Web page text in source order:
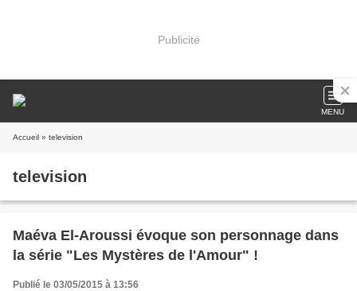
Publicité
MENU
Accueil » television
television
Maéva El-Aroussi évoque son personnage dans
la série "Les Mystères de l'Amour" !
Publié le 03/05/2015 à 13:56